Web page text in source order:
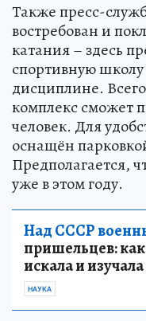
Также пресс-
востребован и
катания – здесь
спортивную
дисциплине.
комплекс сможет
человек. Для
оснащён
Предполагается,
уже в этом году.
Над СССР
пришельцев: как
искала и
НАУКА